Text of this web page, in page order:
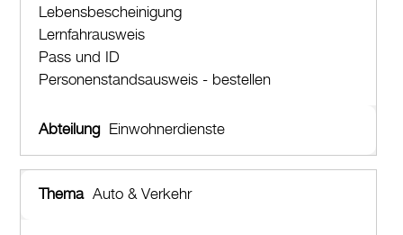
Lebensbescheinigung
Lernfahrausweis
Pass und ID
Personenstandsausweis - bestellen
Einwohnerdienste
Auto & Verkehr